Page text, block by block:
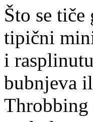
Što se
tipični
i
bubnjeva
Throbbing